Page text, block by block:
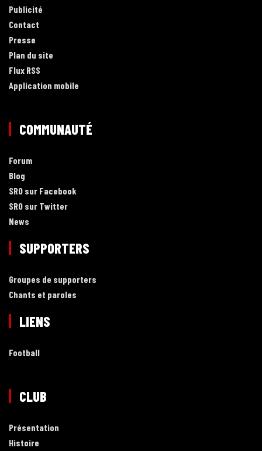
Publicité
Contact
Presse
Plan du site
Flux RSS
Application mobile
COMMUNAUTÉ
Forum
Blog
SRO sur Facebook
SRO sur Twitter
News
SUPPORTERS
Groupes de supporters
Chants et paroles
LIENS
Football
CLUB
Présentation
Histoire